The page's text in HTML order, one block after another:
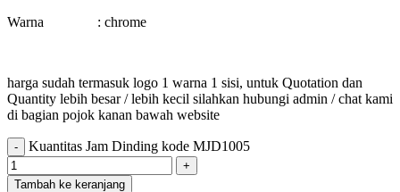
Warna : chrome
harga sudah termasuk logo 1 warna 1 sisi, untuk Quotation dan
Quantity lebih besar / lebih kecil silahkan hubungi admin / chat kami
di bagian pojok kanan bawah website
Kuantitas Jam Dinding kode MJD1005
Tambah ke keranjang